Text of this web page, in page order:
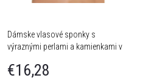
e
s
p
Dámske vlasové sponky s
výraznými perlami a kamienkami v
€16,28